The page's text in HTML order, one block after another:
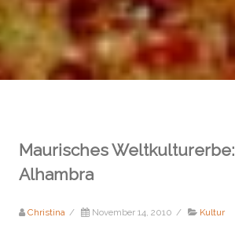
Maurisches
Alhambra
Christina / November 14, 2010 / Kultur